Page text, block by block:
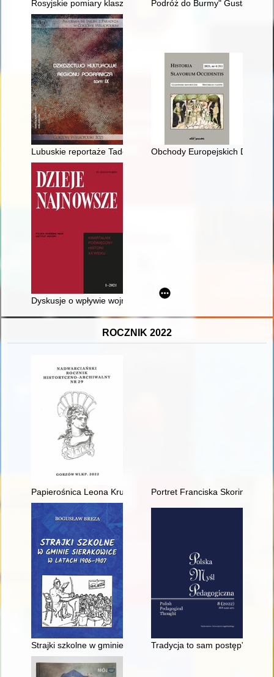
Rosyjskie pomiary klasztorów skasowanych w roku 1832. T. 1
Podróż do Burmy" Gustawa
Lubuskie reportaże Tadeusza Zimeckiego jako wyraz
Obchody Europejskich Dni
Dyskusje o wpływie wojny na emancypację kobiet w prasie
ROCZNIK 2022
Papierośnica Leona Kruszony Portret Franciska Skoriny : k
Strajki szkolne w gminie Sierakowice w latach 1906-1907
Tradycja to sam postęp” :